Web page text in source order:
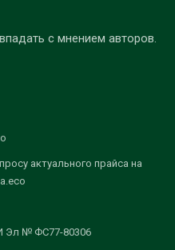
с мнением авторов.
актуального прайса на
Эл № ФС77-80306